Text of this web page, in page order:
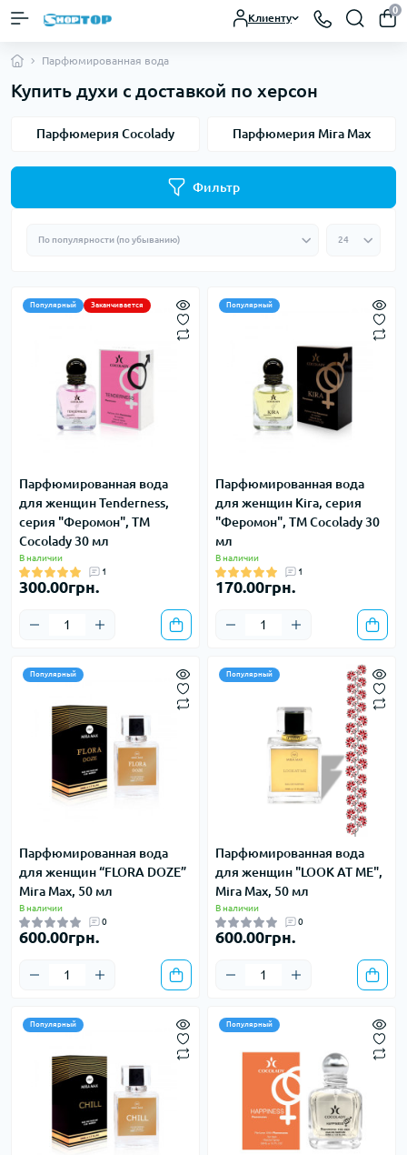
Клиенту
0
Парфюмированная вода
Купить духи с доставкой по херсон
Парфюмерия Cocolady Парфюмерия Mira Max
Фильтр
Популярный Заканчивается
Парфюмированная вода
для женщин Tenderness,
серия "Феромон", ТМ
Cocolady 30 мл
В наличии
1
300.00грн.
Популярный
Парфюмированная вода
для женщин Kira, серия
"Феромон", ТМ Cocolady 30
мл
В наличии
1
170.00грн.
Популярный
Парфюмированная вода
для женщин “FLORA DOZE”
Mira Max, 50 мл
В наличии
0
600.00грн.
Популярный
Парфюмированная вода
для женщин "LOOK AT ME",
Mira Max, 50 мл
В наличии
0
600.00грн.
Популярный Популярный